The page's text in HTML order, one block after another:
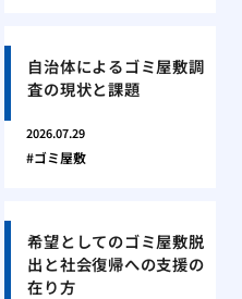
自治体によるゴミ屋敷調
査の現状と課題
2026.07.29
ゴミ屋敷
希望としてのゴミ屋敷脱
出と社会復帰への支援の
在り方